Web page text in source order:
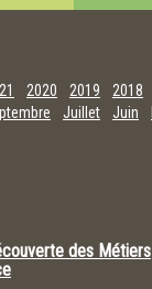
2020 2019 2018
Juillet Juin
des Métiers